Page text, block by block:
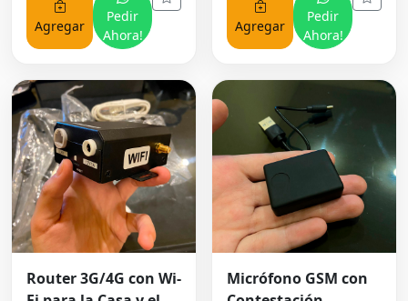
Agregar
Pedir
Ahora!
Agregar
Pedir
Ahora!
Router 3G/4G con Wi-
Micrófono GSM con